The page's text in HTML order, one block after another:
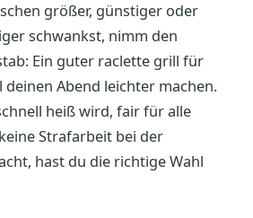
größer, günstiger oder
schwankst, nimm den
Ein guter raclette grill für
Abend leichter machen.
heiß wird, fair für alle
Strafarbeit bei der
hast du die richtige Wahl